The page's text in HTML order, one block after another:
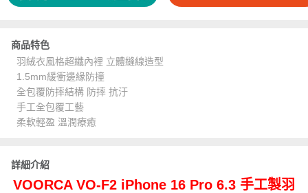
商品特色
羽絨衣風格超纖內裡 立體縫線造型
1.5mm緩衝邊緣防撞
全包覆防摔結構 防摔 抗汙
手工全包覆工藝
柔軟輕盈 溫潤療癒
詳細介紹
VOORCA VO-F2 iPhone 16 Pro 6.3 手工製羽